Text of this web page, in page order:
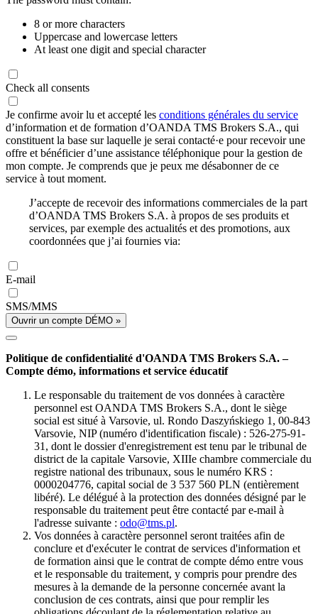
8 or more characters
Uppercase and lowercase letters
At least one digit and special character
Check all consents
Je confirme avoir lu et accepté les conditions générales du service
d’information et de formation d’OANDA TMS Brokers S.A., qui
constituent la base sur laquelle je serai contacté·e pour recevoir une
offre et bénéficier d’une assistance téléphonique pour la gestion de
mon compte. Je comprends que je peux me désabonner de ce
service à tout moment.
J’accepte de recevoir des informations commerciales de la part
d’OANDA TMS Brokers S.A. à propos de ses produits et
services, par exemple des actualités et des promotions, aux
coordonnées que j’ai fournies via:
E-mail
SMS/MMS
Ouvrir un compte DÉMO »
Politique de confidentialité d'OANDA TMS Brokers S.A. –
Compte démo, informations et service éducatif
Le responsable du traitement de vos données à caractère
personnel est OANDA TMS Brokers S.A., dont le siège
social est situé à Varsovie, ul. Rondo Daszyńskiego 1, 00-843
Varsovie, NIP (numéro d'identification fiscale) : 526-275-91-
31, dont le dossier d'enregistrement est tenu par le tribunal de
district de la capitale Varsovie, XIIIe chambre commerciale du
registre national des tribunaux, sous le numéro KRS :
0000204776, capital social de 3 537 560 PLN (entièrement
libéré). Le délégué à la protection des données désigné par le
responsable du traitement peut être contacté par e-mail à
l'adresse suivante : odo@tms.pl.
Vos données à caractère personnel seront traitées afin de
conclure et d'exécuter le contrat de services d'information et
de formation ainsi que le contrat de compte démo entre vous
et le responsable du traitement, y compris pour prendre des
mesures à la demande de la personne concernée avant la
conclusion de ces contrats, ainsi que pour remplir les